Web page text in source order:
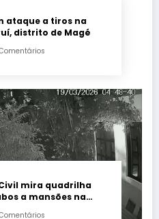
ataque a tiros na
distrito de Magé
mira quadrilha
a mansões na